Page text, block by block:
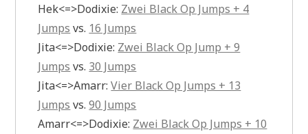
Hek<=>Dodixie: Zwei Black Op Jumps + 4
Jumps vs. 16 Jumps
Jita<=>Dodixie: Zwei Black Op Jump + 9
Jumps vs. 30 Jumps
Jita<=>Amarr:Vier Black Op Jumps + 13
Jumps vs.90 Jumps
Amarr<=>Dodixie: Zwei Black Op Jumps + 10